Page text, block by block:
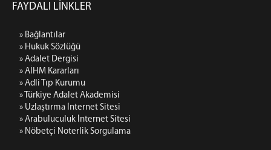
FAYDALI LİNKLER
» Bağlantılar
» Hukuk Sözlüğü
» Adalet Dergisi
» AİHM Kararları
» Adli Tıp Kurumu
» Türkiye Adalet Akademisi
» Uzlaştırma İnternet Sitesi
» Arabuluculuk İnternet Sitesi
» Nöbetçi Noterlik Sorgulama